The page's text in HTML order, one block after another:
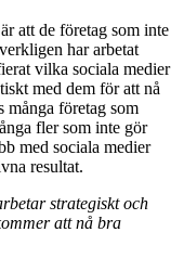
att de företag som inte
har arbetat
vilka sociala medier
med dem för att nå
många företag som
fler som inte gör
med sociala medier
resultat.
strategiskt och
att nå bra